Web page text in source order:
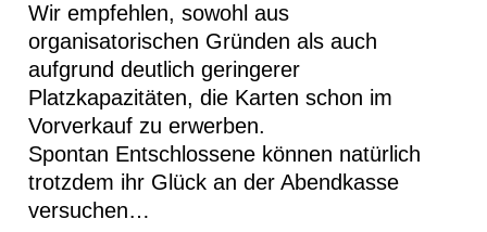
Wir empfehlen, sowohl aus
organisatorischen Gründen als auch
aufgrund deutlich geringerer
Platzkapazitäten, die Karten schon im
Vorverkauf zu erwerben.
Spontan Entschlossene können natürlich
trotzdem ihr Glück an der Abendkasse
versuchen…